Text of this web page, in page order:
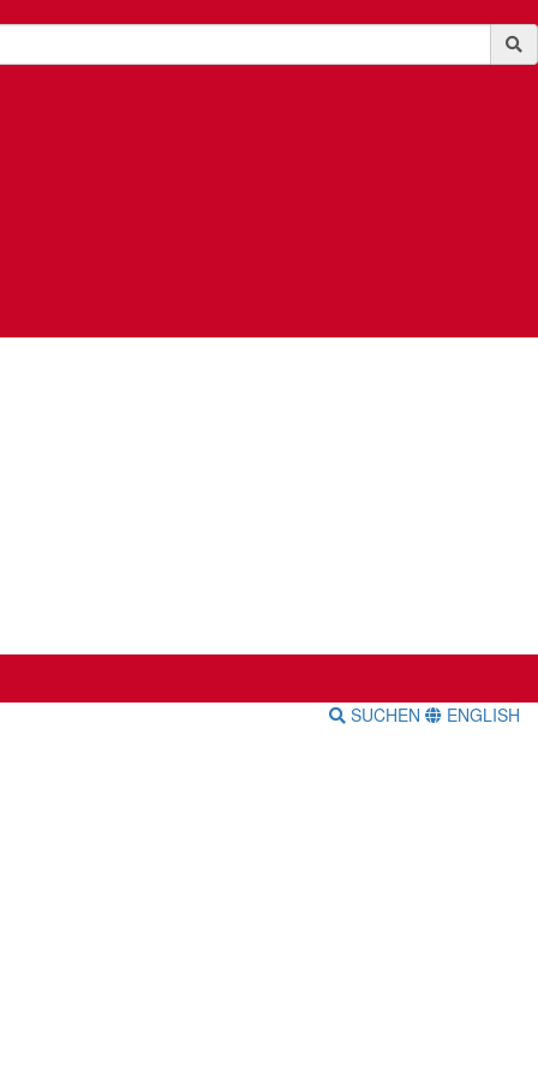
SUCHEN ENGLISH